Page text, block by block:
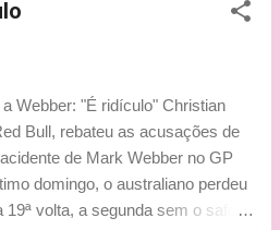
temporadas pela McLaren,
Ferrari e ocupando a vaga do
na Benetton. "Existem
especiais: Ayrton Senna era
Schumacher era um, e Alonso é
sem ter o melhor carro do
(fonte: Tazio) **** Concordo!
Webber: "É ridículo" Christian
Bull, rebateu as acusações de
de Mark Webber no GP
domingo, o australiano perdeu
volta, a segunda sem o safety